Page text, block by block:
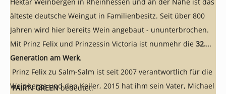
älteste deutsche Weingut in Familienbesitz. Seit über 800
Jahren wird hier bereits Wein angebaut - ununterbrochen.
Mit Prinz Felix und Prinzessin Victoria ist nunmehr die 32.
Generation am Werk.
Prinz Felix zu Salm-Salm ist seit 2007 verantwortlich für die
Weinberge und den Keller, 2015 hat ihm sein Vater, Michael
FAIR’N GREENbedeutet: